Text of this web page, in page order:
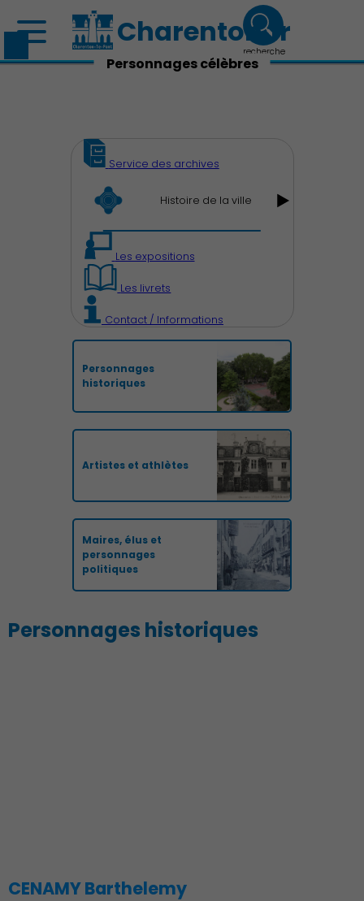
Charenton.fr
recherche
Personnages célèbres
Service des archives
Histoire de la ville
Les expositions
Les livrets
Contact / Informations
Personnages
historiques
Artistes et athlètes
Maires, élus et
personnages
politiques
Personnages historiques
CENAMY Barthelemy